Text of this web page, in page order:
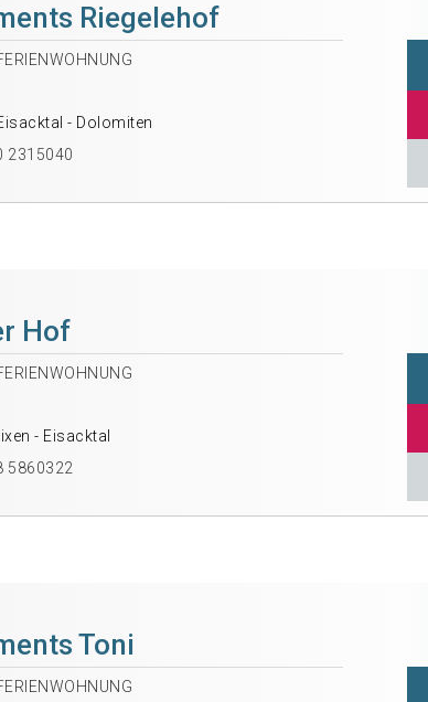
Riegelehof
- Dolomiten
2315040
Hof
- Eisacktal
5860322
Toni